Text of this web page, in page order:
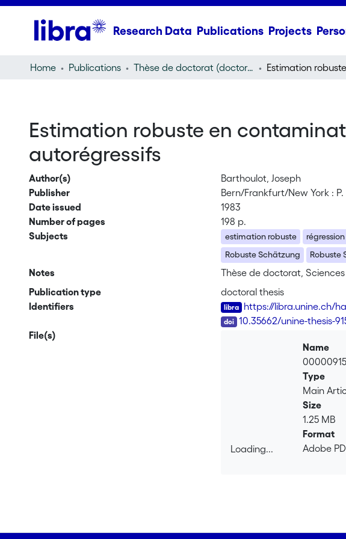
Research Data Publications Projects
Home Publications Thèse de doctorat (doctoral thesis)
Estimation robuste en
autorégressifs
Author(s)
Barthoulot, Joseph
Publisher
Bern/Frankfurt/New York : P.
Date issued
1983
Number of pages
198 p.
Subjects
estimation robuste
Robuste Schätzung
Robuste
Notes
Thèse de doctorat,
Publication type
doctoral thesis
Identifiers
https://libra.unine.ch/
10.35662/unine-thesis-
File(s)
Loading...
Name
Type
Main
Size
1.25 MB
Format
Adobe